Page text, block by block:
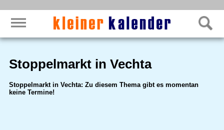
Stoppelmarkt in Vechta
Stoppelmarkt in Vechta: Zu diesem Thema gibt es momentan
keine Termine!